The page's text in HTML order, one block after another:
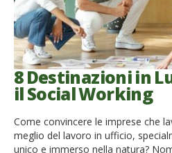
8 Destinazioni in
il Social Working
Come convincere le imprese che
meglio del lavoro in ufficio,
unico e immerso nella natura?